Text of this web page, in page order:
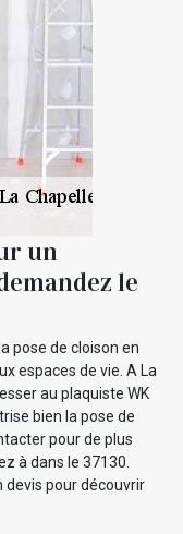
un
le
pose de cloison en
espaces de vie. A La
au plaquiste WK
bien la pose de
pour de plus
à dans le 37130.
pour découvrir